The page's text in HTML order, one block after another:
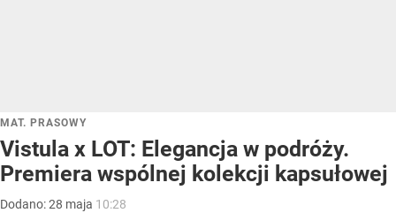
MAT. PRASOWY
Vistula x LOT: Elegancja w podróży.
Premiera wspólnej kolekcji kapsułowej
Dodano:28 maja 10:28